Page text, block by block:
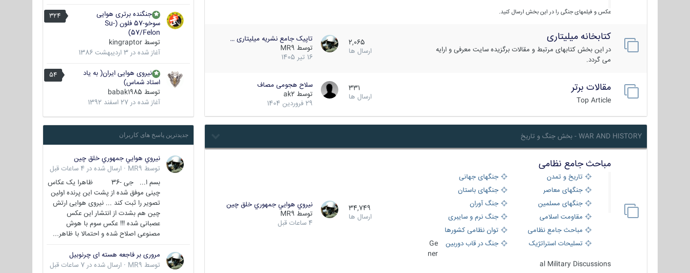
عکس و فیلمهای جنگی را در این بخش ارسال کنید.
کتابخانه میلیتاری
در این بخش کتابهای مرتبط و مقالات برگزیده سایت معرفی و ارایه
می گردد.
2,065
ارسال ها
تاپیک جامع نشریه میلیتاری …
توسط MR9
16 تیر 1405
مقالات برتر
Top Article
331
ارسال ها
سلاح هجومی مصاف
توسط ak2
29 فروردین 1404
WAR AND HISTORY - بخش جنگ و تاریخ
مباحث جامع نظامی
تاریخ و تمدن
جنگهای جهانی
جنگهای معاصر
جنگهای باستان
جنگهای مسلمین
جنگ آوران
مقاومت اسلامی
جنگ نرم و سایبری
مباحث جامع نظامی
توان نظامی کشورها
تسلیحات استراتژیک
جنگ در قاب دوربین
Ge
ner
al Military Discussions
34,749
ارسال ها
نيروي هوايي جمهوري خلق چين
توسط MR9
4 ساعات قبل
324
جنگنده برتری هوایی
سوخو-57 فلون (Su-
57/Felon)
توسط kingraptor
آغاز شده در 3 اردیبهشت 1386
54
نیروی هوایی ایران( به یاد
استاد شماس)
توسط babak1985
آغاز شده در 27 اسفند 1392
جدیدترین پاسخ های کاربران
نيروي هوايي جمهوري خلق چين
توسط MR9
· ارسال شده در 4 ساعات قبل
بسم ا... جی -36 ظاهرا یک عکاس
چینی موفق شده از پشت این پرنده اولین
تصویر را ثبت کند ... نیروی هوایی ارتش
چین هم بشدت از انتشار این عکس
عصبانی شده !!! عکس سوم با هوش
مصنوعی اصلاح شده و احتمالا با ظاهر...
مروری بر فاجعه هسته ای چرنوبیل
توسط MR9
· ارسال شده در 7 ساعات قبل